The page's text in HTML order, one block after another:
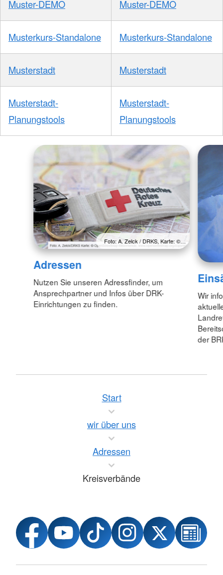
Muster-DEMO Muster-DEMO
Musterkurs-Standalone Musterkurs-Standalone
Musterstadt Musterstadt
Musterstadt-
Planungstools
Musterstadt-
Planungstools
Foto: A. Zelck / DRKS, Karte: ©…
Adressen
Nutzen Sie unseren Adressfinder, um
Ansprechpartner und Infos über DRK-
Einrichtungen zu finden.
Wir
der
Start
wir über uns
Adressen
Kreisverbände